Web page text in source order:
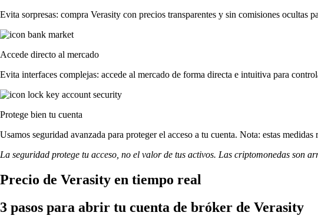
Evita sorpresas: compra Verasity con precios transparentes y sin comisiones ocultas
Accede directo al mercado
Evita interfaces complejas: accede al mercado de forma directa e intuitiva para
Protege bien tu cuenta
Usamos seguridad avanzada para proteger el acceso a tu cuenta. Nota: estas
La seguridad protege tu acceso, no el valor de tus activos. Las criptomonedas son
Precio de Verasity en tiempo real
3 pasos para abrir tu cuenta de bróker de Verasity